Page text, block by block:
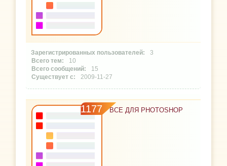
3
10
15
2009-11-27
1177 ВСЕ ДЛЯ PHOTOSHOP